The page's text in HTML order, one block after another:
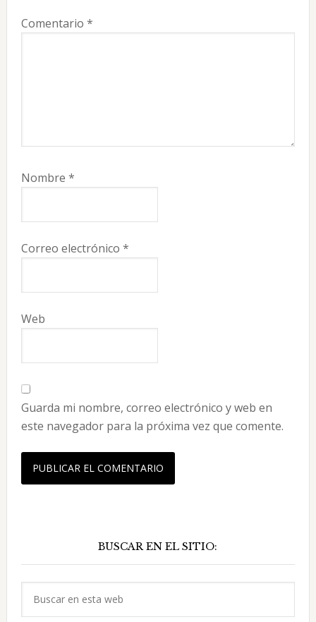
Comentario *
Nombre *
Correo electrónico *
Web
Guarda mi nombre, correo electrónico y web en
este navegador para la próxima vez que comente.
principal
BUSCAR EN EL SITIO: